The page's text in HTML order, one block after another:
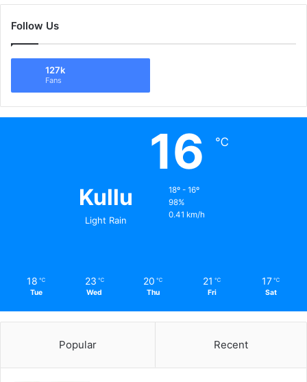
Follow Us
127k
Fans
Kullu
Light Rain
16 ℃
18º - 16º
98%
0.41 km/h
18 ℃
Tue
23 ℃
Wed
20 ℃
Thu
21 ℃
Fri
17 ℃
Sat
Popular Recent